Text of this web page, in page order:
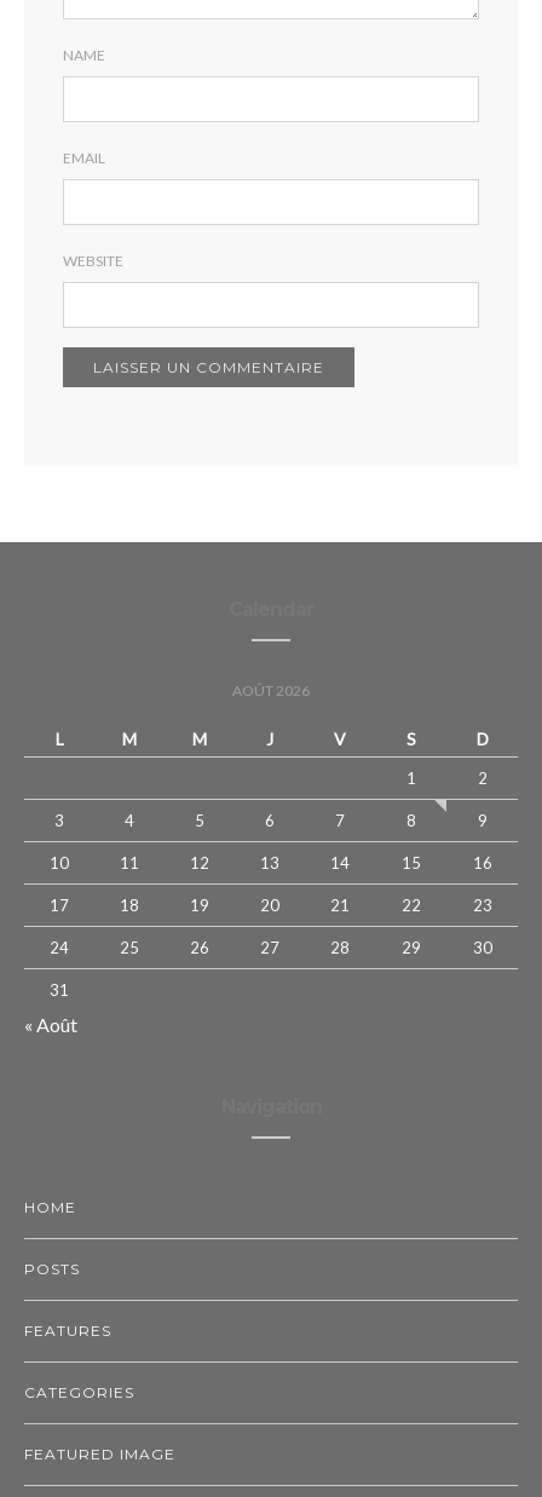
NAME
EMAIL
WEBSITE
AOÛT 2026
L M M J V S D
1 2
3 4 5 6 7 8 9
10 11 12 13 14 15 16
17 18 19 20 21 22 23
24 25 26 27 28 29 30
31
« Août
HOME
POSTS
FEATURES
CATEGORIES
FEATURED IMAGE